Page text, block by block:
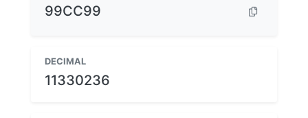
99CC99
DECIMAL
11330236